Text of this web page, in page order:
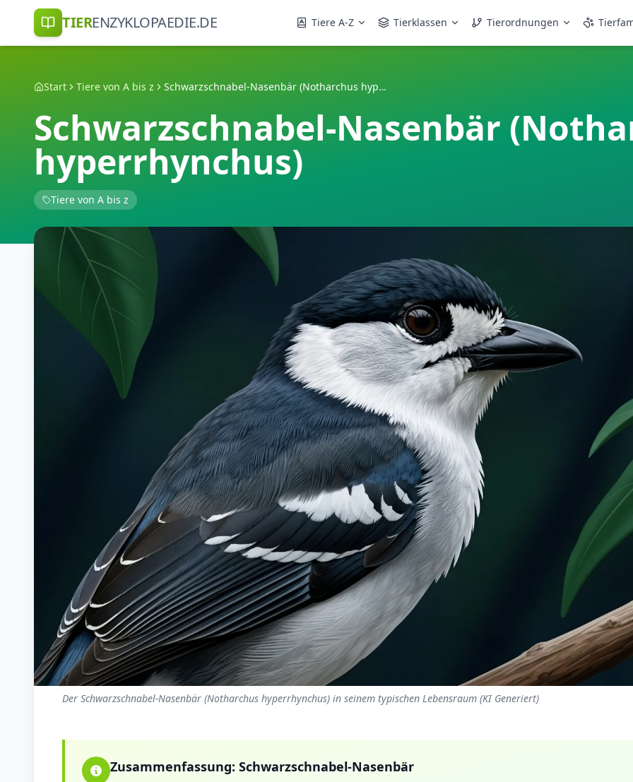
TIERENZYKLOPAEDIE.DE Tiere A-Z Tierklassen Tierordnungen
Start Tiere von A bis z Schwarzschnabel-Nasenbär (Notharchus hyperrhynchus)
Schwarzschnabel-Nasenbär
hyperrhynchus)
Tiere von A bis z
Der Schwarzschnabel-Nasenbär (Notharchus hyperrhynchus) in seinem typischen Lebensraum (KI Generiert)
Zusammenfassung: Schwarzschnabel-Nasenbär